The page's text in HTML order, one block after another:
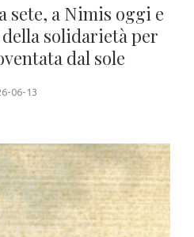
sete, a Nimis oggi e
solidarietà per
dal sole
06-13